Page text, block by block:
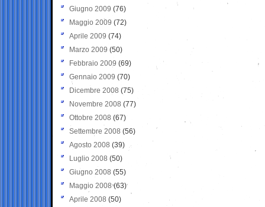
Giugno 2009 (76)
Maggio 2009 (72)
Aprile 2009 (74)
Marzo 2009 (50)
Febbraio 2009 (69)
Gennaio 2009 (70)
Dicembre 2008 (75)
Novembre 2008 (77)
Ottobre 2008 (67)
Settembre 2008 (56)
Agosto 2008 (39)
Luglio 2008 (50)
Giugno 2008 (55)
Maggio 2008(63)
Aprile 2008 (50)